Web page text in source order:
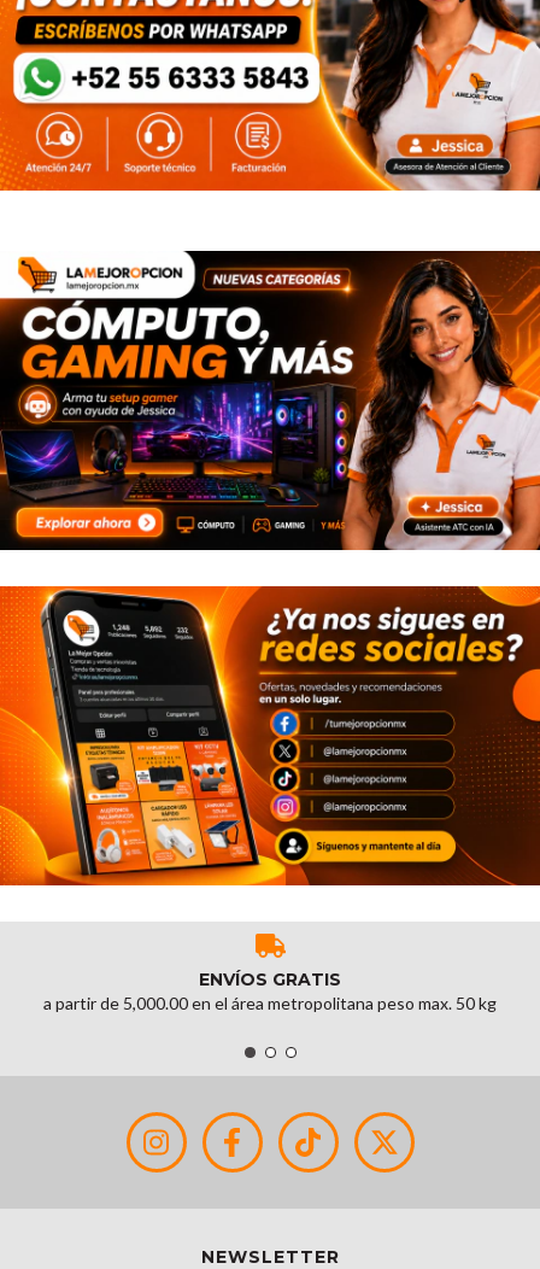
ENVÍOS GRATIS
a partir de 5,000.00 en el área metropolitana peso max. 50 kg
NEWSLETTER